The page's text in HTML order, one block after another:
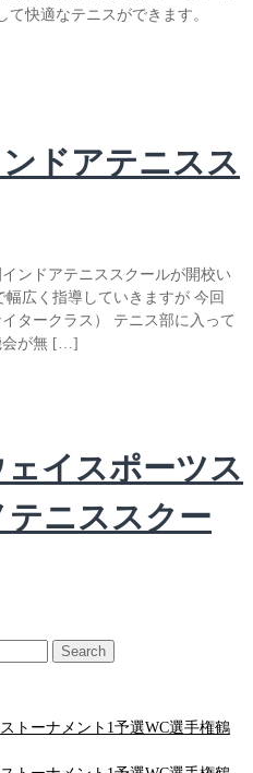
て快適なテニスができます。
ドアテニスス
ンドアテニススクールが開校い
広く指導していきますが 今回
タークラス） テニス部に入って
会が無 […]
イスポーツス
ニススクー
Search
トーナメント1予選WC選手権鶴